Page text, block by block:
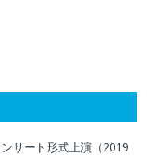
サート形式上演（2019